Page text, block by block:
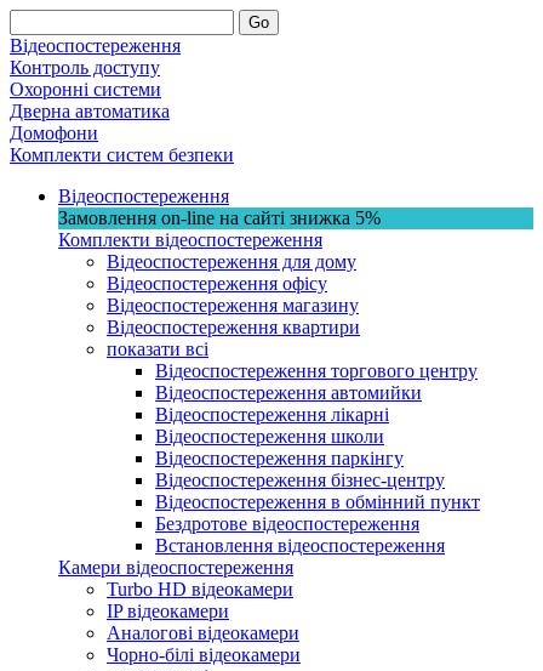
Go
Відеоспостереження
Контроль доступу
Охоронні системи
Дверна автоматика
Домофони
Комплекти систем безпеки
Відеоспостереження
Замовлення on-line на сайті знижка 5%
Комплекти відеоспостереження
Відеоспостереження для дому
Відеоспостереження офісу
Відеоспостереження магазину
Відеоспостереження квартири
показати всі
Відеоспостереження торгового центру
Відеоспостереження автомийки
Відеоспостереження лікарні
Відеоспостереження школи
Відеоспостереження паркінгу
Відеоспостереження бізнес-центру
Відеоспостереження в обмінний пункт
Бездротове відеоспостереження
Встановлення відеоспостереження
Камери відеоспостереження
Turbo HD відеокамери
IP відеокамери
Аналогові відеокамери
Чорно-білі відеокамери